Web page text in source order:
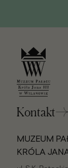
Kontakt
MUZEUM
KRÓLA